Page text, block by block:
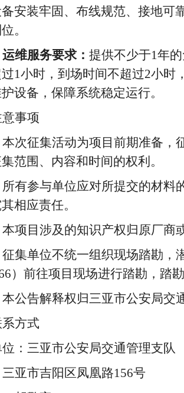
安装牢固、布线规范、接地可
。
运维服务要求： 提供不少于1年
1小时，到场时间不超过2小时
设备，保障系统稳定运行。
事项
本次征集活动为项目前期准备
范围、内容和时间的权利。
所有参与单位应对所提交的材
相应责任。
本项目涉及的知识产权归原厂商
征集单位不统一组织现场踏勘，
） 前往项目现场进行踏勘，踏
本公告解释权归三亚市公安局交
方式
：三亚市公安局交通管理支队
亚市吉阳区凤凰路156号